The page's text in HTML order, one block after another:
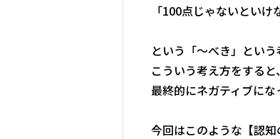
「100点じゃないといけ
という「～べき」とい
こういう考え方をする
最終的にネガティブにな
今回はこのような【認知